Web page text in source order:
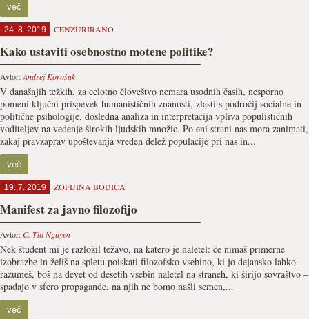
več
24. 8. 2019 CENZURIRANO
Kako ustaviti osebnostno motene politike?
Avtor:Andrej Korošak
V današnjih težkih, za celotno človeštvo nemara usodnih časih, nesporno
pomeni ključni prispevek humanističnih znanosti, zlasti s področij socialne in
politične psihologije, dosledna analiza in interpretacija vpliva populističnih
voditeljev na vedenje širokih ljudskih množic. Po eni strani nas mora zanimati,
zakaj pravzaprav upoštevanja vreden delež populacije pri nas in...
več
19. 7. 2019 ZOFIJINA BODICA
Manifest za javno filozofijo
Avtor:C. Thi Nguyen
Nek študent mi je razložil težavo, na katero je naletel: če nimaš primerne
izobrazbe in želiš na spletu poiskati filozofsko vsebino, ki jo dejansko lahko
razumeš, boš na devet od desetih vsebin naletel na straneh, ki širijo sovraštvo –
spadajo v sfero propagande, na njih ne bomo našli semen,...
več